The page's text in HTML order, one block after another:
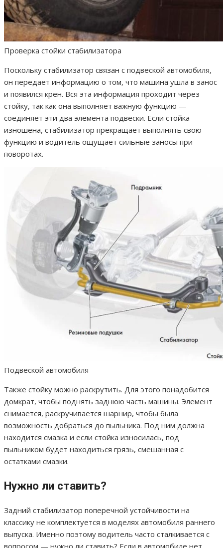
Проверка стойки стабилизатора
Поскольку стабилизатор связан с подвеской автомобиля,
он передает информацию о том, что машина ушла в занос
и появился крен. Вся эта информация проходит через
стойку, так как она выполняет важную функцию —
соединяет эти два элемента подвески. Если стойка
изношена, стабилизатор прекращает выполнять свою
функцию и водитель ощущает сильные заносы при
поворотах.
Подвеской автомобиля
Также стойку можно раскрутить. Для этого понадобится
домкрат, чтобы поднять заднюю часть машины. Элемент
снимается, раскручивается шарнир, чтобы была
возможность добраться до пыльника. Под ним должна
находится смазка и если стойка износилась, под
пыльником будет находиться грязь, смешанная с
остатками смазки.
Нужно ли ставить?
Задний стабилизатор поперечной устойчивости на
классику не комплектуется в моделях автомобиля раннего
выпуска. Именно поэтому водитель часто сталкивается с